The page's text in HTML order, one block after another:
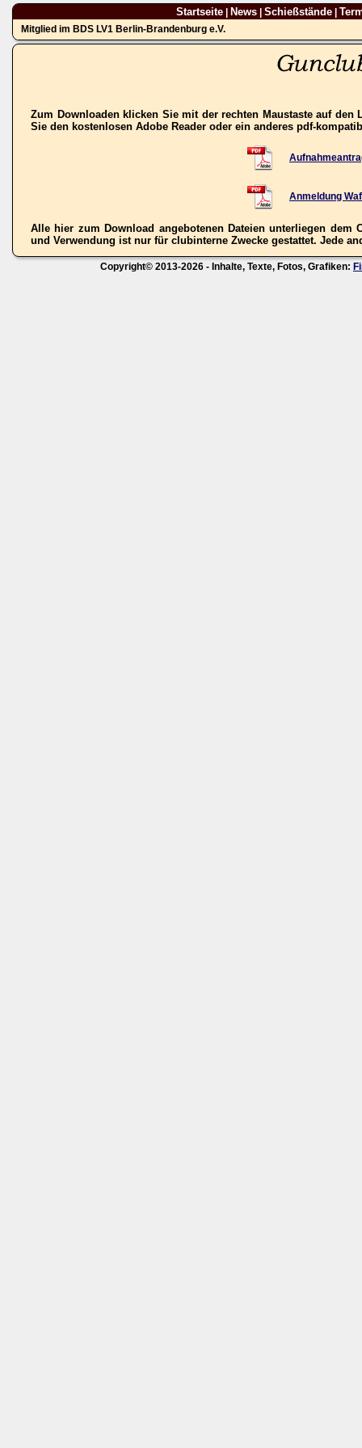
Startseite| News| Schießstände|
Mitglied im BDS LV1 Berlin-Brandenburg e.V.
Zum Downloaden klicken Sie mit der rechten Maustaste auf
Sie den kostenlosen Adobe Reader oder ein anderes pdf-
Anmeldung
Alle hier zum Download angebotenen Dateien unterliegen
und Verwendung ist nur für clubinterne Zwecke gestattet. Jede
Copyright© 2013-2026 - Inhalte, Texte, Fotos, Grafiken: